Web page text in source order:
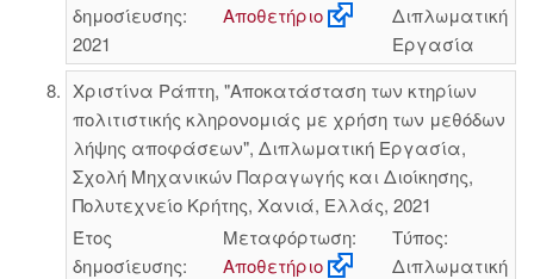
δημοσίευσης:
2021
Αποθετήριο
Διπλωματική
Εργασία
Χριστίνα Ράπτη, "Αποκατάσταση των κτηρίων
πολιτιστικής κληρονομιάς με χρήση των μεθόδων
λήψης αποφάσεων", Διπλωματική Εργασία,
Σχολή Μηχανικών Παραγωγής και Διοίκησης,
Πολυτεχνείο Κρήτης, Χανιά, Ελλάς, 2021
Έτος
δημοσίευσης:
Μεταφόρτωση:
Αποθετήριο
Τύπος:
Διπλωματική